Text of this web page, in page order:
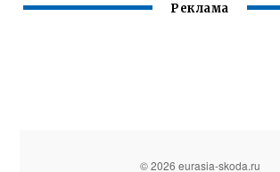
Реклама
© 2026 eurasia-skoda.ru